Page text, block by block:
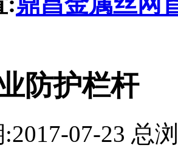
防护栏杆
07-23 总